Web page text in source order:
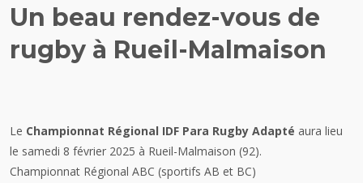
Un beau rendez-vous de
rugby à Rueil-Malmaison
Le Championnat Régional IDF Para Rugby Adapté aura lieu
le samedi 8 février 2025 à Rueil-Malmaison (92).
Championnat Régional ABC (sportifs AB et BC)